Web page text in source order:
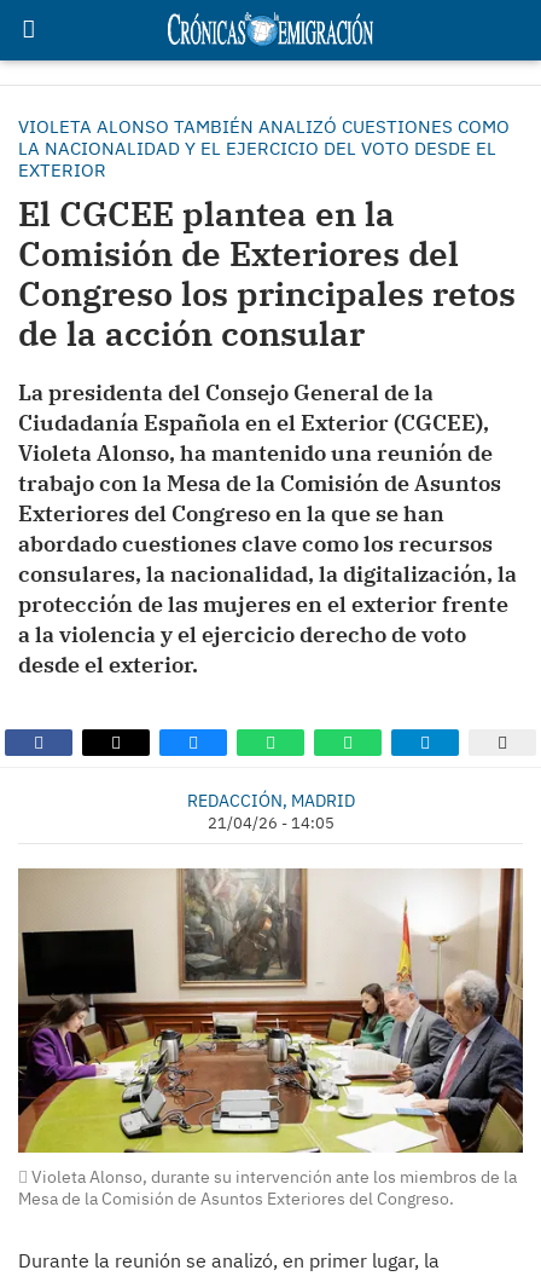
VIOLETA ALONSO TAMBIÉN ANALIZÓ CUESTIONES COMO
LA NACIONALIDAD Y EL EJERCICIO DEL VOTO DESDE EL
EXTERIOR
El CGCEE plantea en la
Comisión de Exteriores del
Congreso los principales retos
de la acción consular
La presidenta del Consejo General de la
Ciudadanía Española en el Exterior (CGCEE),
Violeta Alonso, ha mantenido una reunión de
trabajo con la Mesa de la Comisión de Asuntos
Exteriores del Congresoen la que se han
abordado cuestiones clave como los recursos
consulares, la nacionalidad, la digitalización, la
protección de las mujeres en el exterior frente
a la violencia y el ejercicio derecho de voto
desde el exterior.
REDACCIÓN, MADRID
21/04/26 - 14:05
Violeta Alonso, durante su intervención ante los miembros de la
Mesa de la Comisión de Asuntos Exteriores del Congreso.
Durante la reunión se analizó, en primer lugar, la